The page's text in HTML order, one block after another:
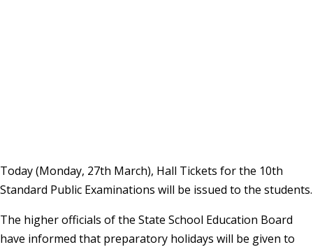
Today (Monday, 27th March), Hall Tickets for the 10th
Standard Public Examinations will be issued to the students.
The higher officials of the State School Education Board
have informed that preparatory holidays will be given to